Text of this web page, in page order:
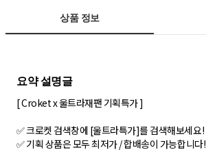
상품 정보
요약 설명글
[ Croket x 울트라재팬 기획특가 ]
✅ 크로켓 검색창에 [울트라특가]를 검색해보세요!
✅ 기획 상품은 모두 최저가 / 합배송이 가능합니다!